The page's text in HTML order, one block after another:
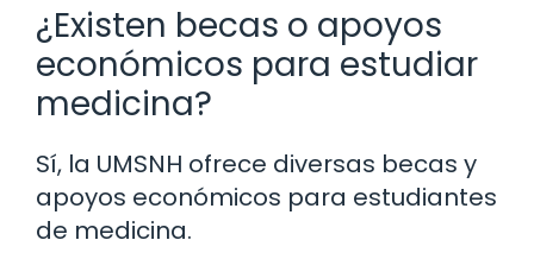
¿Existen becas o apoyos
económicos para estudiar
medicina?
Sí, la UMSNH ofrece diversas becas y
apoyos económicos para estudiantes
de medicina.